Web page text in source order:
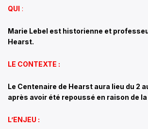
QUI :
Marie Lebel est historienne et
Hearst.
LE CONTEXTE :
Le Centenaire de Hearst aura lieu du 2
après avoir été repoussé en raison de
L’ENJEU :